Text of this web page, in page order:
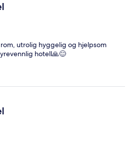
utrolig hyggelig og hjelpsom
hotell🙏😊